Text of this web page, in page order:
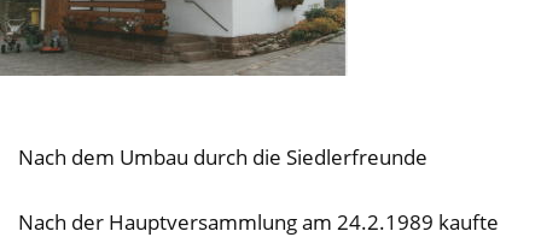
Nach dem Umbau durch die Siedlerfreunde
Nach der Hauptversammlung am 24.2.1989 kaufte